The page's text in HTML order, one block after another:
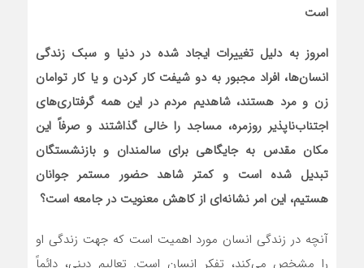
است
امروز به دلیل تغییرات ایجاد شده در دنیا و سبک زندگی‌
انسان‌ها، افراد مجبور به دو شیفت کار کردن و یا کار توامان
زن و مرد هستند، شاهدیم مردم در این همه گرفتاری‌های
اجتناب‌ناپذیر روزمره، مساجد را خالی گذاشتند و صرفاً این
مکان مقدس به جایگاهی برای سالمندان و بازنشستگان
تبدیل شده است و کمتر شاهد حضور مستمر جوانان
هستیم، این امر نشانه‌ای از کاهش معنویت در جامعه است؟
آنچه در زندگی انسان مورد اهمیت است که جهت زندگی او